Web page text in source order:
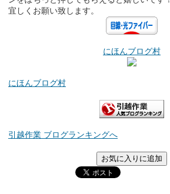
宜しくお願い致します。
にほんブログ村
にほんブログ村
引越作業 ブログランキングへ